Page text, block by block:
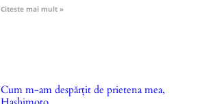
Citeste mai mult »
Cum m-am despărțit de prietena mea,